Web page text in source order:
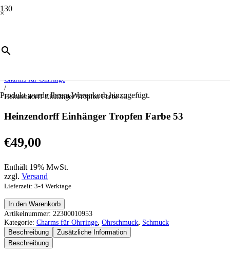
×
Produktwurde Ihrem Warenkorb hinzugefügt.
/
Charms für Ohrringe
/
Heinzendorff Einhänger Tropfen Farbe 53
Heinzendorff Einhänger Tropfen Farbe 53
€49,00
Enthält 19% MwSt.
zzgl. Versand
Lieferzeit: 3-4 Werktage
Heinzendorff
Einhänger
Tropfen
Farbe
53
Menge
In den Warenkorb
Artikelnummer: 22300010953
Kategorie: Charms für Ohrringe, Ohrschmuck, Schmuck
Beschreibung
Zusätzliche Information
Beschreibung